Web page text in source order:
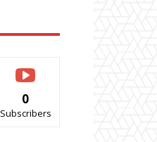
0
Subscribers